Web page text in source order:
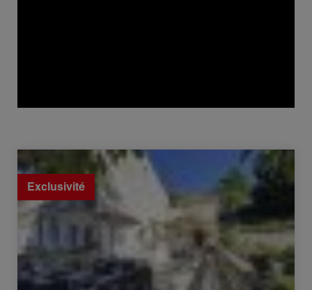
Vente Maison Burzet 12 Pièces 340 m²
Exclusivité